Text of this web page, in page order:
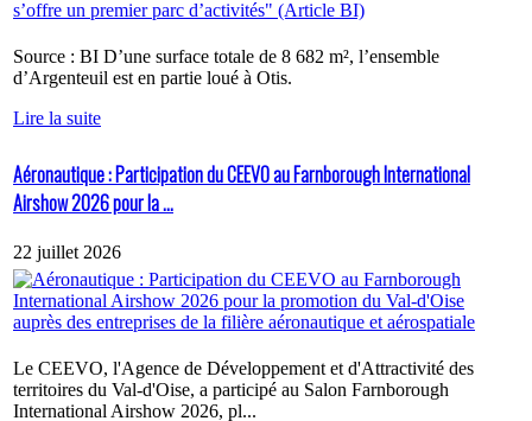
Source : BI D’une surface totale de 8 682 m², l’ensemble
d’Argenteuil est en partie loué à Otis.
Lire la suite
Aéronautique : Participation du CEEVO au Farnborough International
Airshow 2026 pour la ...
22 juillet 2026
Le CEEVO, l'Agence de Développement et d'Attractivité des
territoires du Val-d'Oise, a participé au Salon Farnborough
International Airshow 2026, pl...